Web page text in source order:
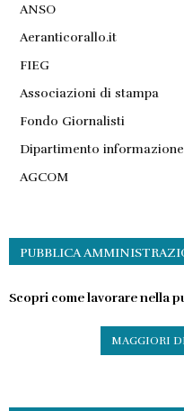
ANSO
Aeranticorallo.it
FIEG
Associazioni di stampa
Fondo Giornalisti
Dipartimento
AGCOM
PUBBLICA
Scopri come lavorare nella
MAGGIORI